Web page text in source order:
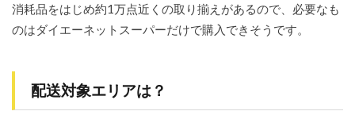
ダイ
エー
ーが
おす
消耗品をはじめ約1万点近くの取り揃えがあるので、必要なも
のはダイエーネットスーパーだけで購入できそうです。
配送対象エリアは？